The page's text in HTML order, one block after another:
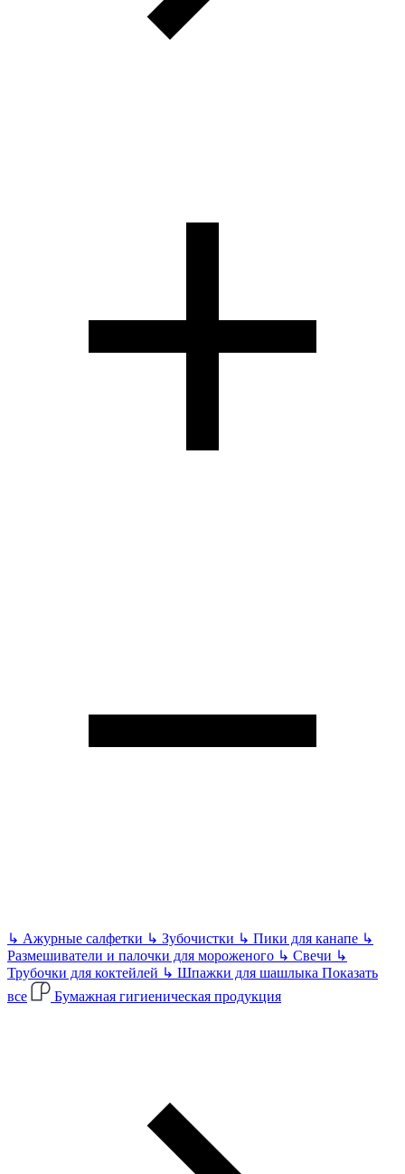
↳ Ажурные салфетки ↳ Зубочистки ↳ Пики для канапе ↳
Размешиватели и палочки для мороженого ↳ Свечи ↳
Трубочки для коктейлей ↳ Шпажки для шашлыка Показать
все
Бумажная гигиеническая продукция